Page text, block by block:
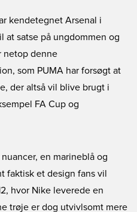
kendetegnet Arsenal i
at satse på ungdommen og
netop denne
som PUMA har forsøgt at
der altså vil blive brugt i
FA Cup og
en marineblå og
faktisk et design fans vil
hvor Nike leverede en
trøje er dog utvivlsomt mere